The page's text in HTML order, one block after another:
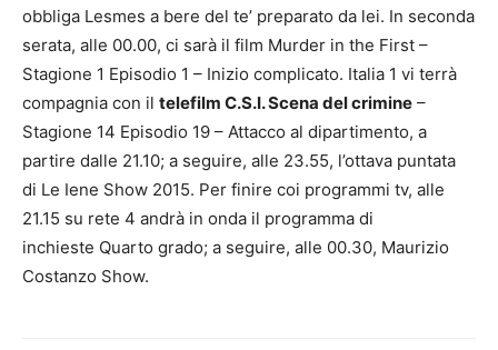
obbliga Lesmes a bere del te’ preparato da lei. In seconda
serata, alle 00.00, ci sarà il film Murder in the First –
Stagione 1 Episodio 1 – Inizio complicato. Italia 1 vi terrà
compagnia con il telefilm C.S.I. Scena del crimine –
Stagione 14 Episodio 19 – Attacco al dipartimento, a
partire dalle 21.10; a seguire, alle 23.55, l’ottava puntata
di Le Iene Show 2015. Per finire coi programmi tv, alle
21.15 su rete 4 andrà in onda il programma di
inchieste Quarto grado; a seguire, alle 00.30, Maurizio
Costanzo Show.